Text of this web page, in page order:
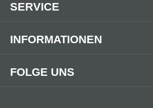
FOLGE UNS
SERVICE
INFORMATIONEN